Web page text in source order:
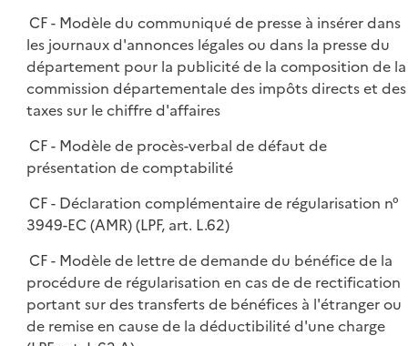
CF - Modèle du communiqué de presse à insérer dans
les journaux d'annonces légales ou dans la presse du
département pour la publicité de la composition de la
commission départementale des impôts directs et des
taxes sur le chiffre d'affaires
CF - Modèle de procès-verbal de défaut de
présentation de comptabilité
CF - Déclaration complémentaire de régularisation n°
3949-EC (AMR) (LPF, art. L.62)
CF - Modèle de lettre de demande du bénéfice de la
procédure de régularisation en cas de de rectification
portant sur des transferts de bénéfices à l'étranger ou
de remise en cause de la déductibilité d'une charge